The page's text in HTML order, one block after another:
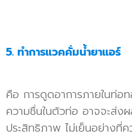
5. ทำการแวคคั่มน้ำยาแอร์
คือ การดูดอาการภายในท่อ
ความชื่นในตัวท่อ อาจจะส่งผ
ประสิทธิภาพ ไม่เย็นอย่างที่ค